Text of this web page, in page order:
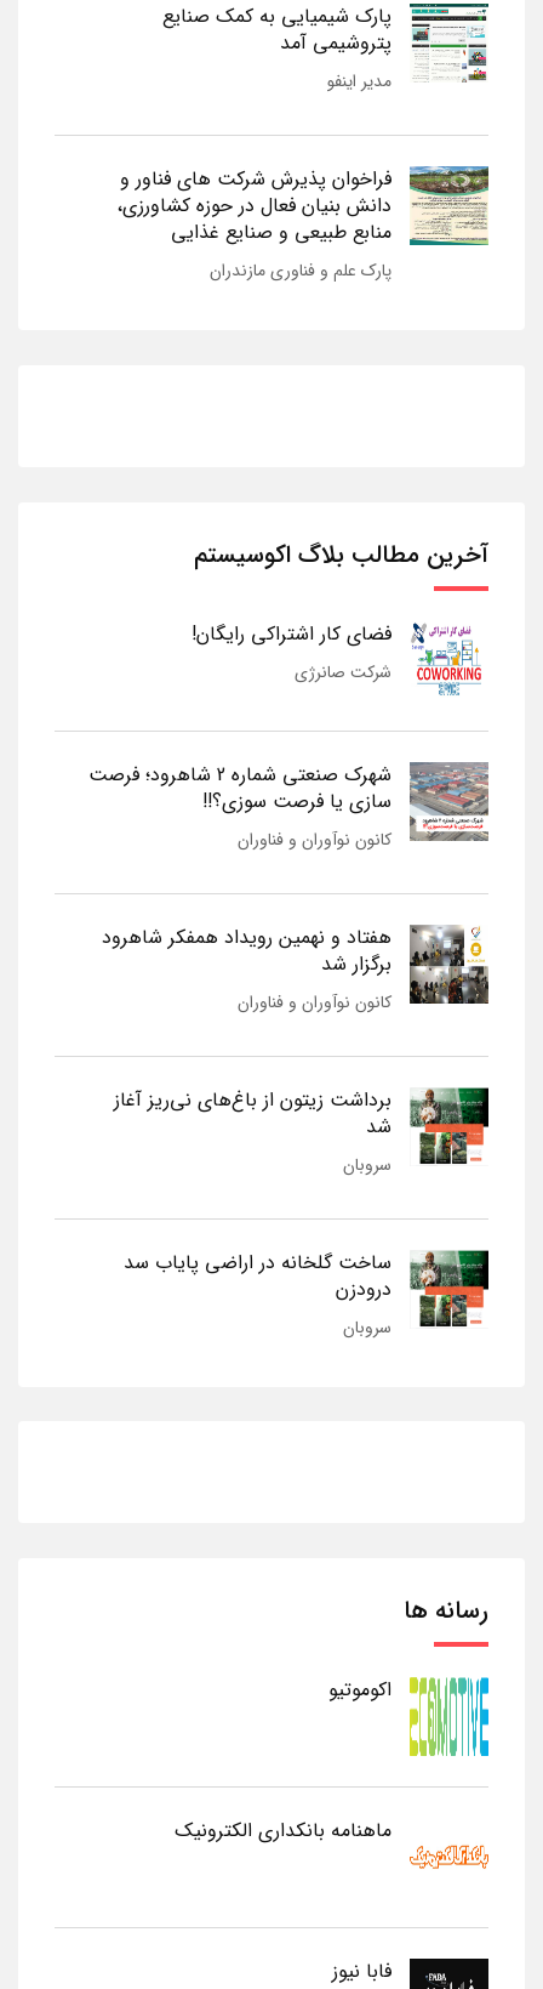
پارک شیمیایی به کمک صنایع
پتروشیمی آمد
مدیر اینفو
فراخوان پذیرش شرکت های فناور و
دانش بنیان فعال در حوزه کشاورزی،
منابع طبیعی و صنایع غذایی
پارک علم و فناوری مازندران
آخرین مطالب بلاگ اکوسیستم
فضای کار اشتراکی رایگان!
شرکت صانرژی
شهرک صنعتی شماره 2 شاهرود؛ فرصت
سازی یا فرصت سوزی؟!!
کانون نوآوران و فناوران
هفتاد و نهمین رویداد همفکر شاهرود
برگزار شد
کانون نوآوران و فناوران
برداشت زیتون از باغ‌های نی‌ریز آغاز
شد
سروبان
ساخت گلخانه در اراضی پایاب سد
درودزن
سروبان
رسانه ها
اکوموتیو
ماهنامه بانکداری الکترونیک
فابا نیوز